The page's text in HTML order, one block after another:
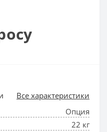
Все характеристики
Опция
22 кг